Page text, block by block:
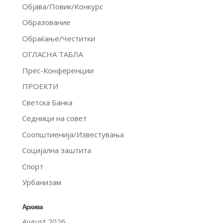
Објава/Повик/Конкурс
Образование
Обраќање/Честитки
ОГЛАСНА ТАБЛА
Прес-Конференции
ПРОЕКТИ
Светска Банка
Седници на совет
Соопштиенија/Известувања
Социјална заштита
Спорт
Урбанизам
Архива